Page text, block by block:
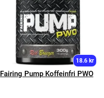
18.6 kr
Fairing Pump Koffeinfri PWO